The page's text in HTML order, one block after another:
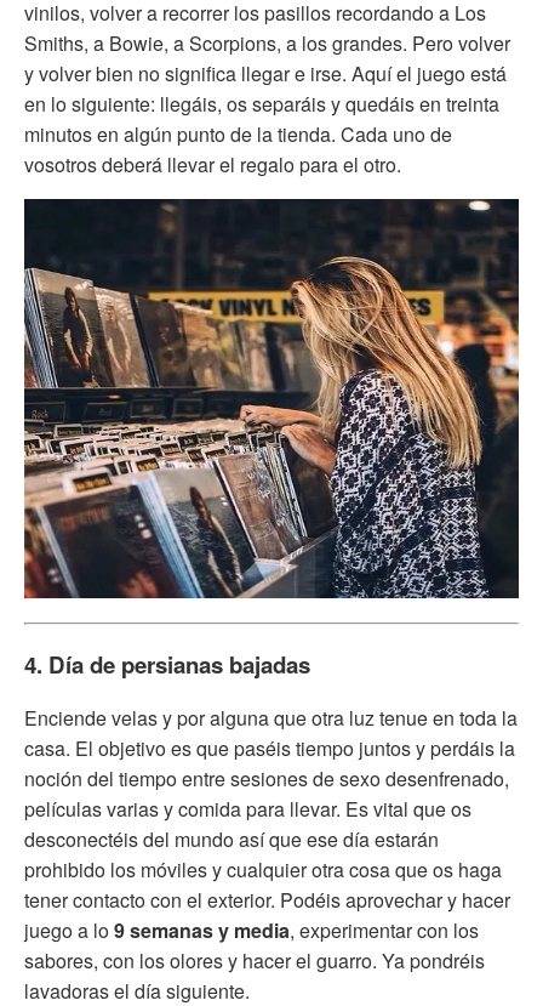
vinilos, volver a recorrer los pasillos recordando a Los
Smiths, a Bowie, a Scorpions, a los grandes. Pero volver
y volver bien no significa llegar e irse. Aquí el juego está
en lo siguiente: llegáis, os separáis y quedáis en treinta
minutos en algún punto de la tienda. Cada uno de
vosotros deberá llevar el regalo para el otro.
4. Día de persianas bajadas
Enciende velas y por alguna que otra luz tenue en toda la
casa. El objetivo es que paséis tiempo juntos y perdáis la
noción del tiempo entre sesiones de sexo desenfrenado,
películas varias y comida para llevar. Es vital que os
desconectéis del mundo así que ese día estarán
prohibido los móviles y cualquier otra cosa que os haga
tener contacto con el exterior. Podéis aprovechar y hacer
juego a lo9 semanas y media, experimentar con los
sabores, con los olores y hacer el guarro. Ya pondréis
lavadoras el día siguiente.